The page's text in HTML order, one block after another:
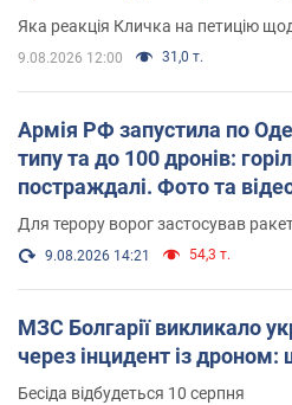
вірянина"
Яка реакція Кличка на петицію
9.08.2026 12:00 31,0 т.
Армія РФ запустила по
типу та до 100 дронів:
постраждалі. Фото та
Для терору ворог застосував
9.08.2026 14:21 54,3 т.
МЗС Болгарії викликало
через інцидент із дроном:
Бесіда відбудеться 10 серпня